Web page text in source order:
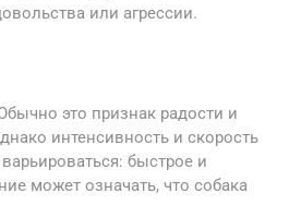
или агрессии.
это признак радости и
интенсивность и скорость
быстрое и
может означать, что собака